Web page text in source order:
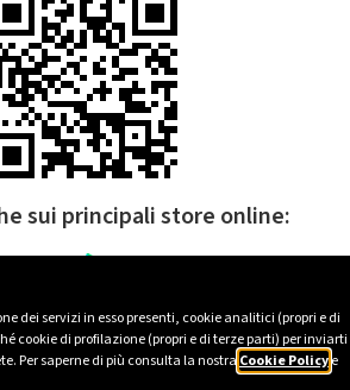
dei servizi in esso presenti, cookie analitici (propri e di
cookie di profilazione (propri e di terze parti) per inviarti
Per saperne di più consulta la nostra Cookie Policye
sui principali store online: